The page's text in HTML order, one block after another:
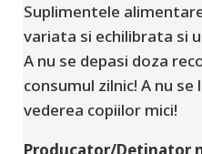
Suplimentele
variata si echilibrata si
A nu se depasi doza
consumul zilnic! A nu se
vederea copiilor mici!